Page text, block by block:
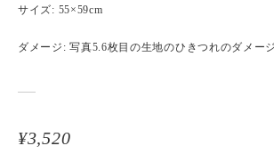
サイズ: 55×59cm
ダメージ: 写真5.6枚目の生地のひきつれのダメー
¥3,520